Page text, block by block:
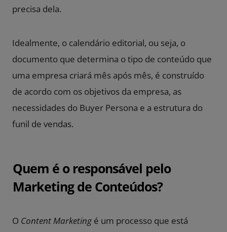
precisa dela.
Idealmente, o calendário editorial, ou seja, o
documento que determina o tipo de conteúdo que
uma empresa criará mês após mês, é construído
de acordo com os objetivos da empresa, as
necessidades do Buyer Persona e a estrutura do
funil de vendas.
Quem é o responsável pelo
Marketing de Conteúdos?
O Content Marketing é um processo que está